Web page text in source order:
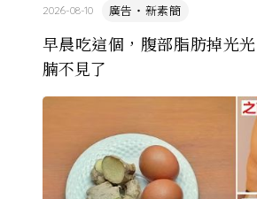
早晨吃這個，腹部脂肪掉光
腩不見了
廣告・新素簡
2026-08-10